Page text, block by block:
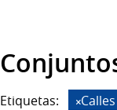
Etiquetas: Calles